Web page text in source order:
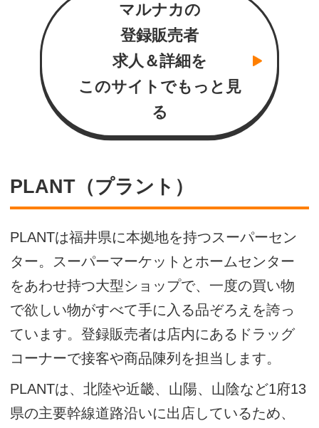
マルナカの
登録販売者
求人＆詳細を
このサイトでもっと見
る
PLANT（プラント）
PLANTは福井県に本拠地を持つスーパーセン
ター。スーパーマーケットとホームセンター
をあわせ持つ大型ショップで、一度の買い物
で欲しい物がすべて手に入る品ぞろえを誇っ
ています。登録販売者は店内にあるドラッグ
コーナーで接客や商品陳列を担当します。
PLANTは、北陸や近畿、山陽、山陰など1府13
県の主要幹線道路沿いに出店しているため、